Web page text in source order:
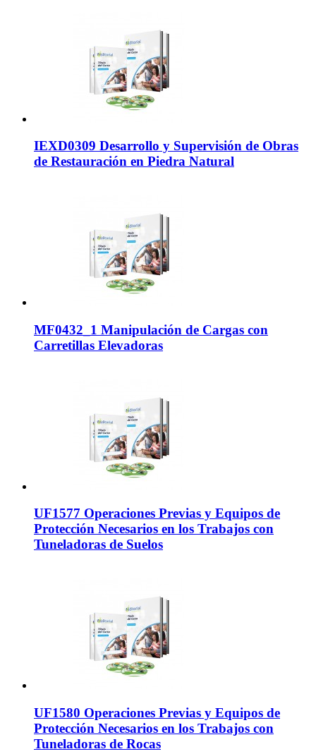
IEXD0309 Desarrollo y Supervisión de Obras
de Restauración en Piedra Natural
MF0432_1 Manipulación de Cargas con
Carretillas Elevadoras
UF1577 Operaciones Previas y Equipos de
Protección Necesarios en los Trabajos con
Tuneladoras de Suelos
UF1580 Operaciones Previas y Equipos de
Protección Necesarios en los Trabajos con
Tuneladoras de Rocas